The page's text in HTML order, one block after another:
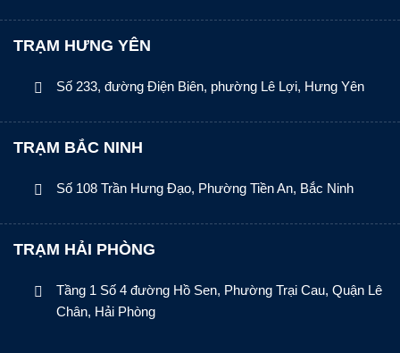
TRẠM HƯNG YÊN
Số 233, đường Điện Biên, phường Lê Lợi, Hưng Yên
TRẠM BẮC NINH
Số 108 Trần Hưng Đạo, Phường Tiền An, Bắc Ninh
TRẠM HẢI PHÒNG
Tầng 1 Số 4 đường Hồ Sen, Phường Trại Cau, Quận Lê
Chân, Hải Phòng